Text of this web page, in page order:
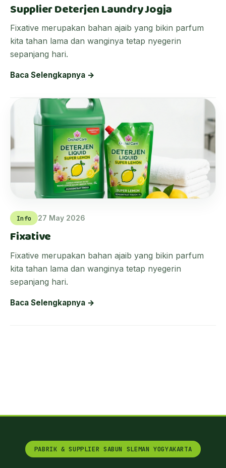
Supplier Deterjen Laundry Jogja
Fixative merupakan bahan ajaib yang bikin parfum
kita tahan lama dan wanginya tetap nyegerin
sepanjang hari.
Baca Selengkapnya →
Info 27 May 2026
Fixative
Fixative merupakan bahan ajaib yang bikin parfum
kita tahan lama dan wanginya tetap nyegerin
sepanjang hari.
Baca Selengkapnya →
PABRIK & SUPPLIER SABUN SLEMAN YOGYAKARTA